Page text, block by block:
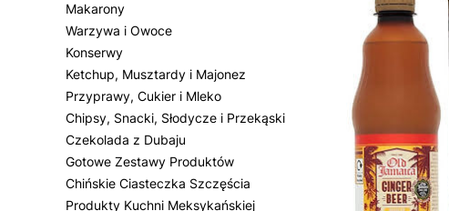
Makarony
Warzywa i Owoce
Konserwy
Ketchup, Musztardy i Majonez
Przyprawy, Cukier i Mleko
Chipsy, Snacki, Słodycze i Przekąski
Czekolada z Dubaju
Gotowe Zestawy Produktów
Chińskie Ciasteczka Szczęścia
Produkty Kuchni Meksykańskiej